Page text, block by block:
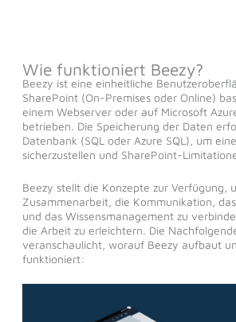
Wie funktioniert Beezy?
Beezy ist eine einheitliche
SharePoint (On-Premises oder Online)
einem Webserver oder auf Microsoft
betrieben. Die Speicherung der Daten
Datenbank (SQL oder Azure SQL), um
sicherzustellen und SharePoint-
Beezy stellt die Konzepte zur Verfügung,
Zusammenarbeit, die Kommunikation,
und das Wissensmanagement zu
die Arbeit zu erleichtern. Die
veranschaulicht, worauf Beezy aufbaut
funktioniert: